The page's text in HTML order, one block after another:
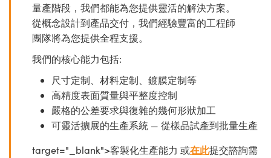
量產階段，我們都能為您提供靈活的解決方案。
從概念設計到產品交付，我們經驗豐富的工程師
團隊將為您提供全程支援。
我們的核心能力包括:
尺寸定制、材料定制、鍍膜定制等
高精度表面質量與平整度控制
嚴格的公差要求與復雜的幾何形狀加工
可靈活擴展的生產系統 — 從樣品試產到批量生產
target="_blank">客製化生產能力 或在此提交諮詢需